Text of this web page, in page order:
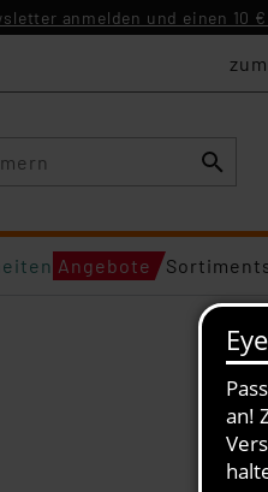
anmelden und einen 10
Angebote